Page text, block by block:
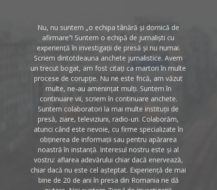
Nu, nu suntem „o echipa tânără și dornică de
afirmare”! Suntem o echipă de jurnaliști cu
experiență în investigații de presă și nu numai.
Scriem dintotdeauna anchete jurnalistice. Avem
un trecut bogat, am fost citați ca martori în multe
procese de corupție. Nu ne este frică, am văzut
multe, ne-au amenințat mulți. Suntem în
continuare vii, scriem în continuare anchete.
Suntem colaboratori la mai multe instituții de
presă, ziare, televiziuni, radio-uri. Colaborăm,
atunci când este nevoie, cu firme specializate în
obținerea de informații sau pentru apărarea
noastră în instanță. Interesul nostru este și al
vostru: aflarea adevărului chiar dacă enervează,
chiar dacă nu este cel așteptat. Experiență de mai
bine de 20 de ani în presa din Romania ne dă